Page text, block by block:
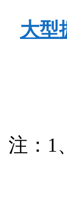
大型
注：1